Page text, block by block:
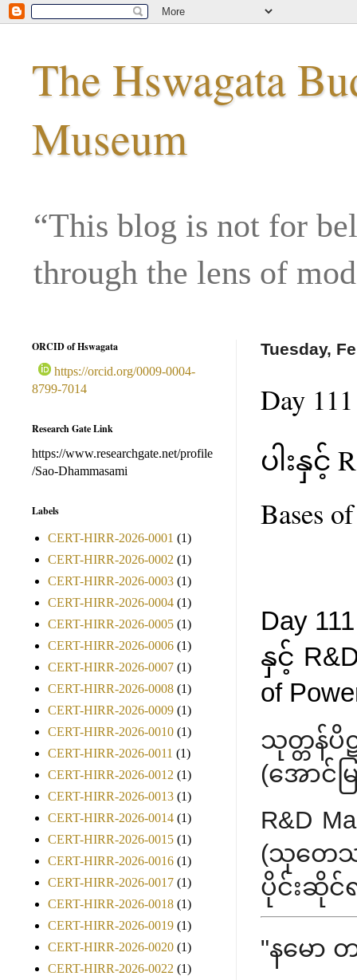
The Hswagata
Museum
“This blog is not for
through the lens of
Tuesday,
Day
ပါးနှင့်
Bases
Day
နှင့်
of
သုတ္တန်
(အောင်မ
R&D
(သုတေသ
ပိုင်းဆိုင်
"နမော
ORCID of Hswagata
https://orcid.org/0009-0004-
8799-7014
Research Gate Link
https://www.researchgate.net/profile
/Sao-Dhammasami
Labels
CERT-HIRR-2026-0001 (1)
CERT-HIRR-2026-0002 (1)
CERT-HIRR-2026-0003 (1)
CERT-HIRR-2026-0004 (1)
CERT-HIRR-2026-0005 (1)
CERT-HIRR-2026-0006 (1)
CERT-HIRR-2026-0007 (1)
CERT-HIRR-2026-0008 (1)
CERT-HIRR-2026-0009 (1)
CERT-HIRR-2026-0010 (1)
CERT-HIRR-2026-0011 (1)
CERT-HIRR-2026-0012 (1)
CERT-HIRR-2026-0013 (1)
CERT-HIRR-2026-0014 (1)
CERT-HIRR-2026-0015 (1)
CERT-HIRR-2026-0016 (1)
CERT-HIRR-2026-0017 (1)
CERT-HIRR-2026-0018 (1)
CERT-HIRR-2026-0019 (1)
CERT-HIRR-2026-0020 (1)
CERT-HIRR-2026-0022 (1)